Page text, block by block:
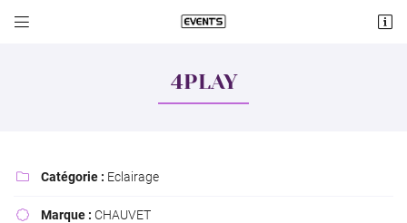
 
4PLAY
 Catégorie : Eclairage
 Marque : CHAUVET